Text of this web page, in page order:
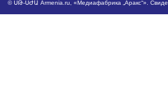
©ՍԹ-ՍԺԱ Armenia.ru , «Медиафабрика „Аракс“».